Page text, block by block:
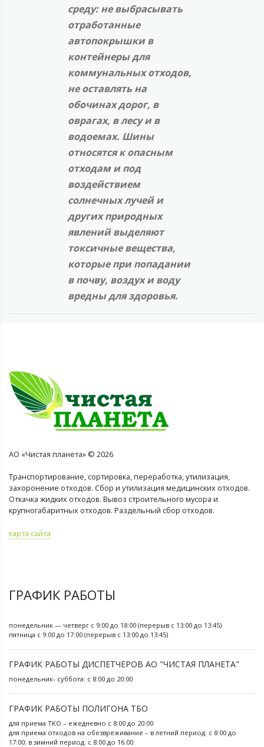
среду: не выбрасывать
отработанные
автопокрышки в
контейнеры для
коммунальных отходов,
не оставлять на
обочинах дорог, в
оврагах, в лесу и в
водоемах. Шины
относятся к опасным
отходам и под
воздействием
солнечных лучей и
других природных
явлений выделяют
токсичные вещества,
которые при попадании
в почву, воздух и воду
вредны для здоровья.
АО «Чистая планета» © 2026
Транспортирование, сортировка, переработка, утилизация,
захоронение отходов. Сбор и утилизация медицинских отходов.
Откачка жидких отходов. Вывоз строительного мусора и
крупногабаритных отходов. Раздельный сбор отходов.
карта сайта
ГРАФИК РАБОТЫ
понедельник — четверг с 9:00 до 18:00 (перерыв с 13:00 до 13:45)
пятница с 9:00 до 17:00 (перерыв с 13:00 до 13:45)
ГРАФИК РАБОТЫ ДИСПЕТЧЕРОВ АО "ЧИСТАЯ ПЛАНЕТА"
понедельник- суббота: с 8:00 до 20:00
ГРАФИК РАБОТЫ ПОЛИГОНА ТБО
для приема ТКО – ежедневно с 8:00 до 20:00
для приема отходов на обезвреживание – в летний период: с 8:00 до
17:00; в зимний период: с 8:00 до 16.00.